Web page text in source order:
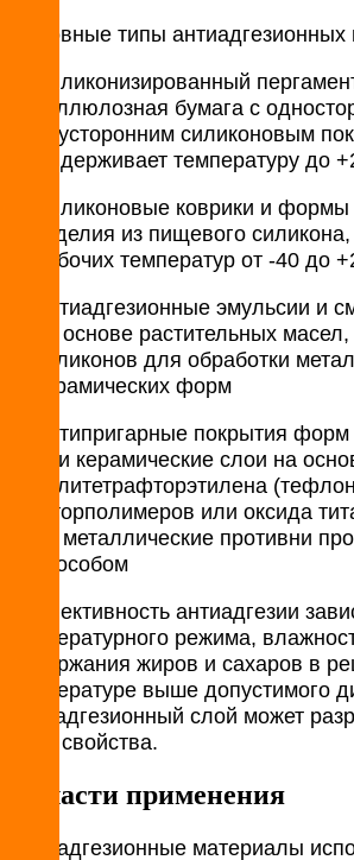
Основные типы
Силиконизированный
целлюлозная бумага с
двусторонним силиконовым
выдерживает температуру до
Силиконовые коврики и
изделия из пищевого
рабочих температур от -40 до
Антиадгезионные эмульсии и
на основе растительных
силиконов для обработки
керамических форм​​
Антипригарные покрытия
или керамические слои на
политетрафторэтилена
фторполимеров или оксида
на металлические противни
способом
Эффективность антиадгезии
температурного режима,
содержания жиров и сахаров в
температуре выше допустимого
антиадгезионный слой может
свои свойства.
Области применения
Антиадгезионные материалы